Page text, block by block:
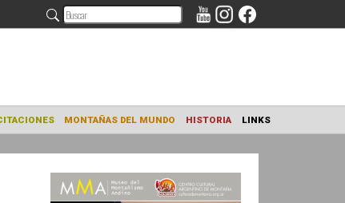
CAPACITACIONES MONTAÑAS DEL MUNDO HISTORIA